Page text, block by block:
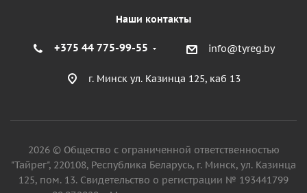
Наши контакты
+375 44 775-99-55 info@tyreg.by
г. Минск ул. Казинца 125, каб 13
2026 © Общество с ограниченной ответственностью
"Тайрег", 220108, Республика Беларусь, г. Минск, ул. Казинца
125, пом. 13. Свидетельство о регистрации № 193441799